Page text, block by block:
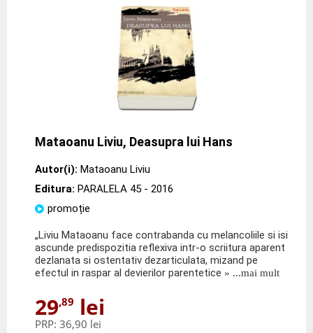
Mataoanu Liviu, Deasupra lui Hans
Autor(i): Mataoanu Liviu
Editura: PARALELA 45 - 2016
promoție
„Liviu Mataoanu face contrabanda cu melancoliile si isi
ascunde predispozitia reflexiva intr-o scriitura aparent
dezlanata si ostentativ dezarticulata, mizand pe
efectul in raspar al devierilor parentetice » ...mai mult
29,89 lei
PRP: 36,90 lei